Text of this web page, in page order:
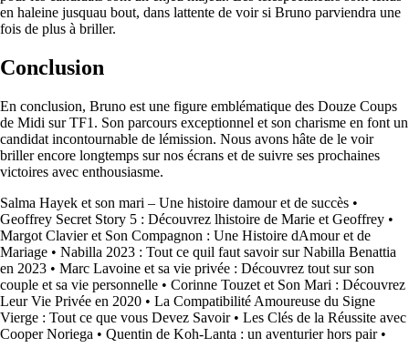
en haleine jusquau bout, dans lattente de voir si Bruno parviendra une
fois de plus à briller.
Conclusion
En conclusion, Bruno est une figure emblématique des Douze Coups
de Midi sur TF1. Son parcours exceptionnel et son charisme en font un
candidat incontournable de lémission. Nous avons hâte de le voir
briller encore longtemps sur nos écrans et de suivre ses prochaines
victoires avec enthousiasme.
Salma Hayek et son mari – Une histoire damour et de succès •
Geoffrey Secret Story 5 : Découvrez lhistoire de Marie et Geoffrey •
Margot Clavier et Son Compagnon : Une Histoire dAmour et de
Mariage • Nabilla 2023 : Tout ce quil faut savoir sur Nabilla Benattia
en 2023 • Marc Lavoine et sa vie privée : Découvrez tout sur son
couple et sa vie personnelle • Corinne Touzet et Son Mari : Découvrez
Leur Vie Privée en 2020 • La Compatibilité Amoureuse du Signe
Vierge : Tout ce que vous Devez Savoir• Les Clés de la Réussite avec
Cooper Noriega • Quentin de Koh-Lanta : un aventurier hors pair•